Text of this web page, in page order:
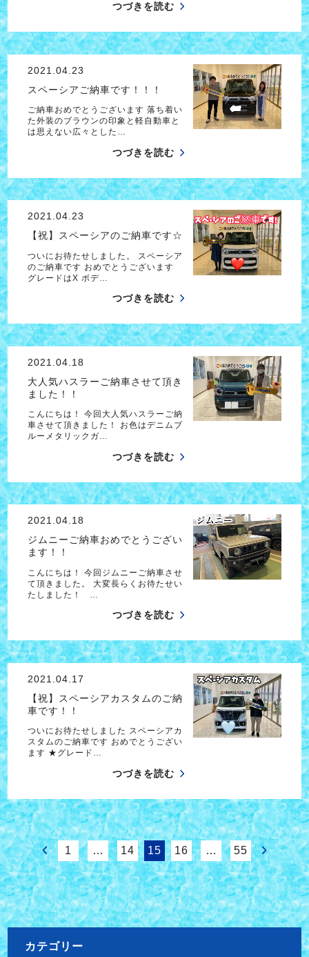
つづきを読む
2021.04.23
スペーシアご納車です！！！
ご納車おめでとうございます 落ち着い
た外装のブラウンの印象と軽自動車と
は思えない広々とした…
つづきを読む
2021.04.23
【祝】スペーシアのご納車です☆
ついにお待たせしました。 スペーシア
のご納車です おめでとうございます
グレードはX ボデ…
つづきを読む
2021.04.18
大人気ハスラーご納車させて頂き
ました！！
こんにちは！ 今回大人気ハスラーご納
車させて頂きました！ お色はデニムブ
ルーメタリックガ…
つづきを読む
2021.04.18
ジムニーご納車おめでとうござい
ます！！
こんにちは！ 今回ジムニーご納車させ
て頂きました。 大変長らくお待たせい
たしました！ …
つづきを読む
2021.04.17
【祝】スペーシアカスタムのご納
車です！！
ついにお待たせしました スペーシアカ
スタムのご納車です おめでとうござい
ます ★グレード…
つづきを読む
1 … 14 15 16 … 55
カテゴリー